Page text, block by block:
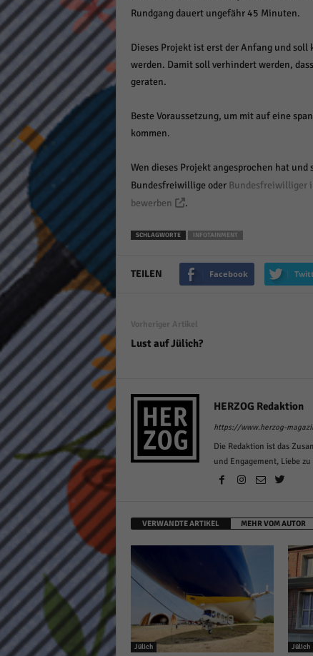
Rundgang dauert ungefähr 45 Minuten.
Dieses Projekt ist erst der Anfang und
werden. Damit soll verhindert werden,
geraten.
Beste Voraussetzung, um mit auf eine
kommen.
Wen dieses Projekt angesprochen hat
Bundesfreiwillige oder Bundesfreiwilliger
bewerben
.
SCHLAGWORTE INFOTAINMENT
TEILEN Facebook
Vorheriger Artikel
Lust auf Jülich?
HERZOG Redaktion
https://www.herzog-
Die Redaktion ist das
und Engagement, Liebe
VERWANDTE ARTIKEL MEHR VOM AUTOR
Jülich Jülich